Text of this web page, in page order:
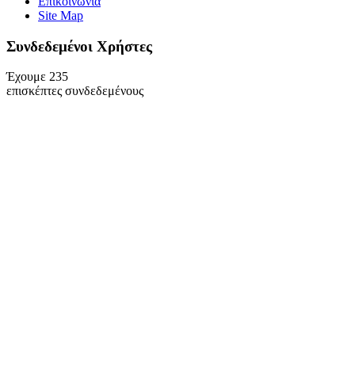
Site Map
Συνδεδεμένοι Xρήστες
Έχουμε 235
επισκέπτες συνδεδεμένους